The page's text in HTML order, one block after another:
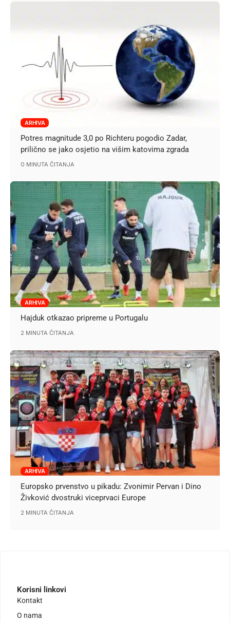
ARHIVA
Potres magnitude 3,0 po Richteru pogodio Zadar,
prilično se jako osjetio na višim katovima zgrada
0 MINUTA ČITANJA
ARHIVA
Hajduk otkazao pripreme u Portugalu
2 MINUTA ČITANJA
ARHIVA
Europsko prvenstvo u pikadu: Zvonimir Pervan i Dino
Živković dvostruki viceprvaci Europe
2 MINUTA ČITANJA
Korisni linkovi
Kontakt
O nama